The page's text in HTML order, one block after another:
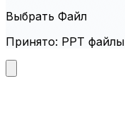
Выбрать Файл
Принято: PPT